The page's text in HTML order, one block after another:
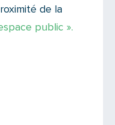
de la
public ».